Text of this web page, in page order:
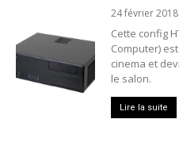
24 février 2018
Cette config
Computer)
cinema et
le salon.
Lire la suite